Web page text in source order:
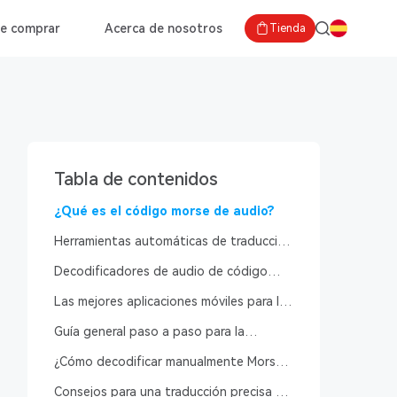
comprar Acerca de nosotros Tienda
Tabla de contenidos
¿Qué es el código morse de audio?
Herramientas automáticas de traducción
Decodificadores de audio de código
Las mejores aplicaciones móviles para la
Guía general paso a paso para la
¿Cómo decodificar manualmente Morse
Consejos para una traducción precisa de